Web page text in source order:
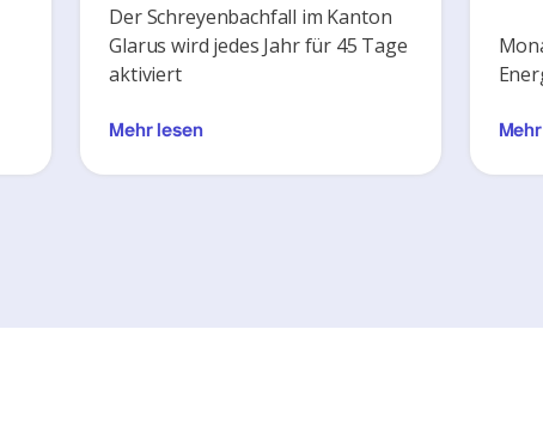
Der Schreyenbachfall im Kanton
Glarus wird jedes Jahr für 45 Tage
aktiviert
Mehr lesen